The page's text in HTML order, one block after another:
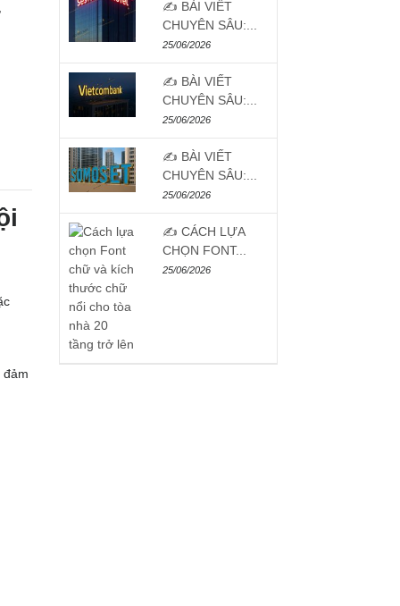
đảm
✍️ BÀI VIẾT
CHUYÊN SÂU:...
25/06/2026
✍️ BÀI VIẾT
CHUYÊN SÂU:...
25/06/2026
✍️ BÀI VIẾT
CHUYÊN SÂU:...
25/06/2026
✍️ CÁCH LỰA
CHỌN FONT...
25/06/2026